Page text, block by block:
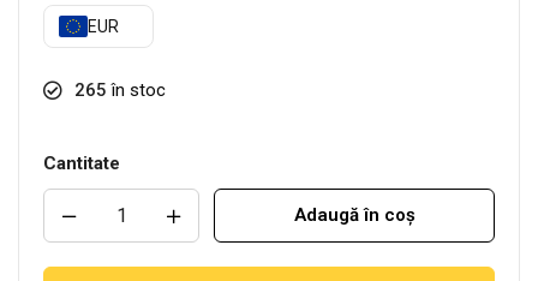
EUR
265 în stoc
Cantitate
Adaugă în coș